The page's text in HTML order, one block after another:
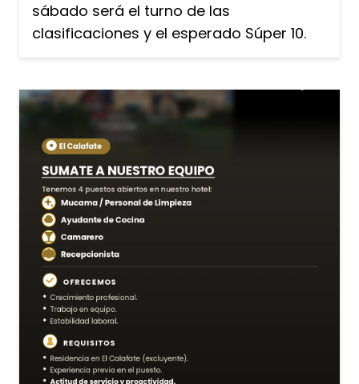
sábado será el turno de las
clasificaciones y el esperado Súper 10.